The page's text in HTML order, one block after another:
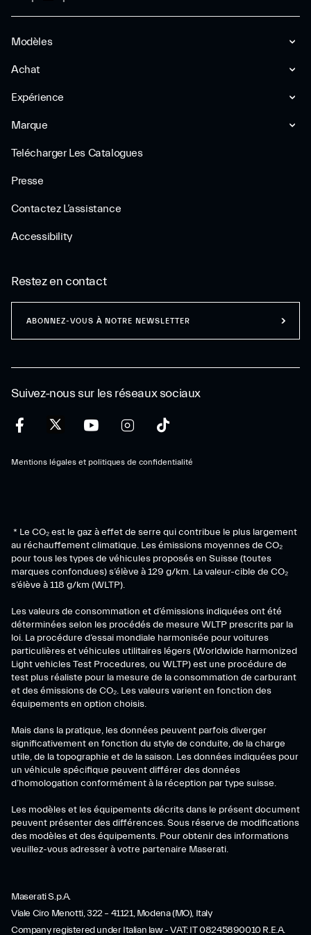
Modèles
Achat
Expérience
Marque
Telécharger Les Catalogues
Presse
Contactez L’assistance
Accessibility
Suivez-nous sur les réseaux sociaux
Mentions légales et politiques de confidentialité
Restez en contact
ABONNEZ-VOUS À NOTRE NEWSLETTER
* Le CO₂ est le gaz à effet de serre qui contribue le plus largement
au réchauffement climatique. Les émissions moyennes de CO₂
pour tous les types de véhicules proposés en Suisse (toutes
marques confondues) s’élève à 129 g/km. La valeur-cible de CO₂
s’élève à 118 g/km (WLTP).
Les valeurs de consommation et d’émissions indiquées ont été
déterminées selon les procédés de mesure WLTP prescrits par la
loi. La procédure d’essai mondiale harmonisée pour voitures
particulières et véhicules utilitaires légers (Worldwide harmonized
Light vehicles Test Procedures, ou WLTP) est une procédure de
test plus réaliste pour la mesure de la consommation de carburant
et des émissions de CO₂. Les valeurs varient en fonction des
équipements en option choisis.
Mais dans la pratique, les données peuvent parfois diverger
significativement en fonction du style de conduite, de la charge
utile, de la topographie et de la saison. Les données indiquées pour
un véhicule spécifique peuvent différer des données
d’homologation conformément à la réception par type suisse.
Les modèles et les équipements décrits dans le présent document
peuvent présenter des différences. Sous réserve de modifications
des modèles et des équipements. Pour obtenir des informations
veuillez-vous adresser à votre partenaire Maserati.
Maserati S.p.A.
Viale Ciro Menotti, 322 – 41121, Modena (MO), Italy
Company registered under Italian law - VAT: IT 08245890010 R.E.A.